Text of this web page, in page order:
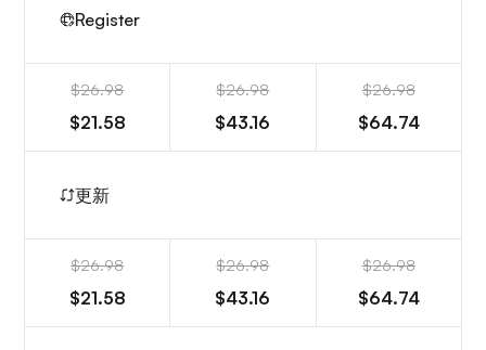
Register
$26.98
$21.58
$26.98
$43.16
$26.98
$64.74
更新
$26.98
$21.58
$26.98
$43.16
$26.98
$64.74